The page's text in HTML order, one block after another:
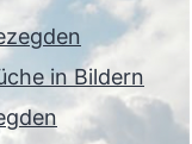
in Bildern